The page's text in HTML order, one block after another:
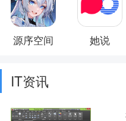
源序空间 她说
IT资讯